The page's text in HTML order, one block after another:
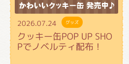
2026.07.24 グッズ
クッキー缶POP UP SHO
Pでノベルティ配布！